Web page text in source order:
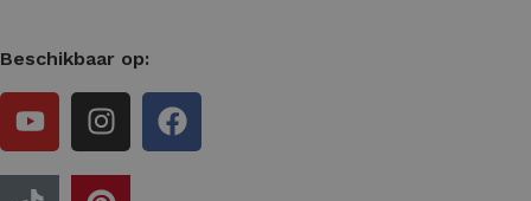
Beschikbaar op: